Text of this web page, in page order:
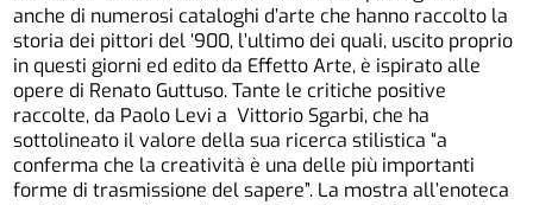
anche di numerosi cataloghi d’arte che hanno raccolto la
storia dei pittori del ‘900, l’ultimo dei quali, uscito proprio
in questi giorni ed edito da Effetto Arte, è ispirato alle
opere di Renato Guttuso. Tante le critiche positive
raccolte, da Paolo Levi a Vittorio Sgarbi, che ha
sottolineato il valore della sua ricerca stilistica “a
conferma che la creatività è una delle più importanti
forme di trasmissione del sapere”. La mostra all’enoteca